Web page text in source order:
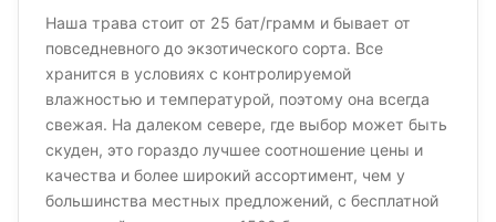
Наша трава стоит от 25 бат/грамм и бывает от
повседневного до экзотического сорта. Все
хранится в условиях с контролируемой
влажностью и температурой, поэтому она всегда
свежая. На далеком севере, где выбор может быть
скуден, это гораздо лучшее соотношение цены и
качества и более широкий ассортимент, чем у
большинства местных предложений, с бесплатной